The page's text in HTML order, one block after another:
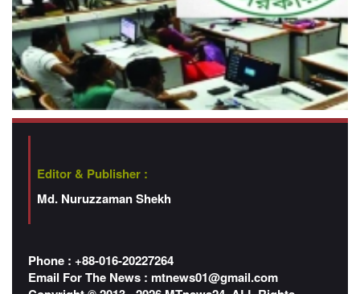
Editor & Publisher :
Md. Nuruzzaman Shekh
Phone : +88-016-20227264
Email For The News : mtnews01@gmail.com